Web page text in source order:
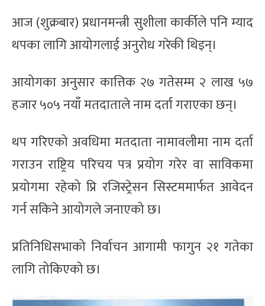
आज (शुक्रबार) प्रधानमन्त्री सुशीला कार्कीले पनि म्याद
थपका लागि आयोगलाई अनुरोध गरेकी थिइन्।
आयोगका अनुसार कात्तिक २७ गतेसम्म २ लाख ५७
हजार ५०५ नयाँ मतदाताले नाम दर्ता गराएका छन्।
थप गरिएको अवधिमा मतदाता नामावलीमा नाम दर्ता
गराउन राष्ट्रिय परिचय पत्र प्रयोग गरेर वा साविकमा
प्रयोगमा रहेको प्रि रजिस्ट्रेसन सिस्टममार्फत आवेदन
गर्न सकिने आयोगले जनाएको छ।
प्रतिनिधिसभाको निर्वाचन आगामी फागुन २१ गतेका
लागि तोकिएको छ।